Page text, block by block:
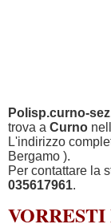
Polisp.curno-
trova a Curno
L'indirizzo
Bergamo ).
Per contattare la
035617961.